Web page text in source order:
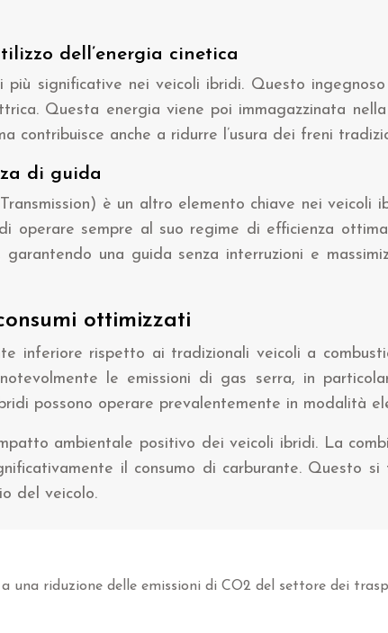
dell’energia cinetica
significative nei veicoli ibridi. Questo ingegnoso
Questa energia viene poi immagazzinata
contribuisce anche a ridurre l’usura dei freni
di guida
è un altro elemento chiave nei veicoli
operare sempre al suo regime di efficienza
una guida senza interruzioni e
ottimizzati
inferiore rispetto ai tradizionali veicoli a
le emissioni di gas serra, in
possono operare prevalentemente in modalità
ambientale positivo dei veicoli ibridi. La
il consumo di carburante. Questo
del veicolo.
una riduzione delle emissioni di CO2 del settore dei